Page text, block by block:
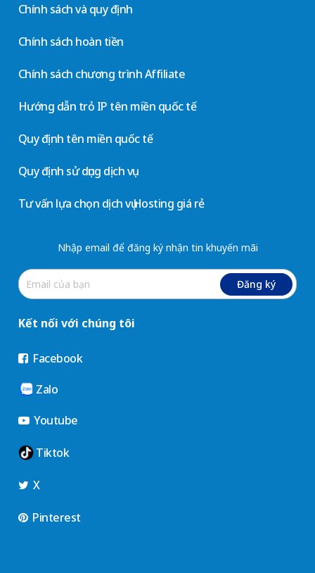
Chính sách và quy định
Chính sách hoàn tiền
Chính sách chương trình Affiliate
Hướng dẫn trỏ IP tên miền quốc tế
Quy định tên miền quốc tế
Quy định sử dụng dịch vụ
Tư vấn lựa chọn dịch vụ Hosting giá rẻ
Nhập email để đăng ký nhận tin khuyến mãi
Đăng ký
Kết nối với chúng tôi
Facebook
Zalo
Youtube
Tiktok
X
Pinterest